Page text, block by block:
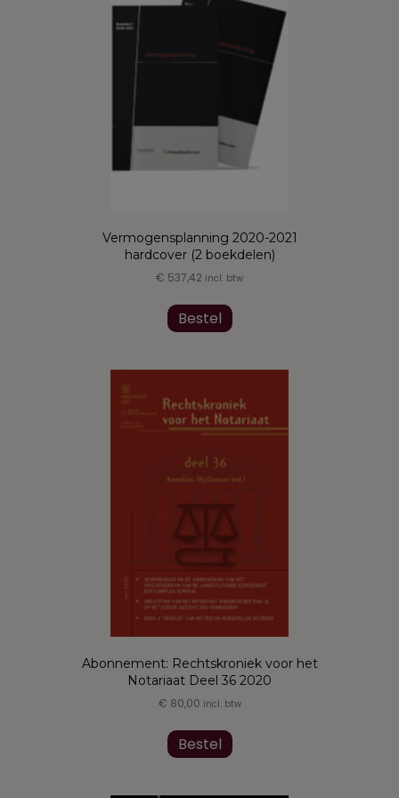
Vermogensplanning 2020-2021
hardcover (2 boekdelen)
€ 537,42 incl. btw
Bestel
Abonnement: Rechtskroniek voor het
Notariaat Deel 36 2020
€ 80,00 incl. btw
Bestel product
heeft